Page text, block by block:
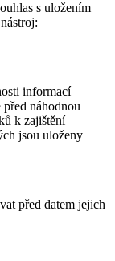
s uložením
informací
náhodnou
k zajištění
jsou uloženy
před datem jejich